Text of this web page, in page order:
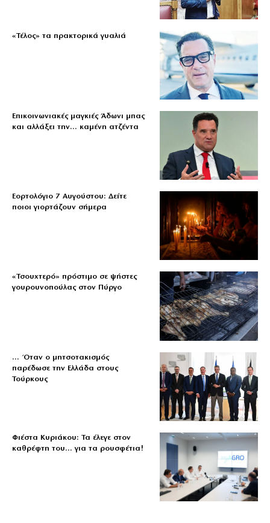
«Τέλος» τα πρακτορικά γυαλιά
Επικοινωνιακές μαγκιές Άδωνι μπας
και αλλάξει την… καμένη ατζέντα
Εορτολόγιο 7 Αυγούστου: Δείτε
ποιοι γιορτάζουν σήμερα
«Τσουχτερό» πρόστιμο σε ψήστες
γουρουνοπούλας στον Πύργο
… Όταν ο μητσοτακισμός
παρέδωσε την Ελλάδα στους
Τούρκους
Φιέστα Κυριάκου: Τα έλεγε στον
καθρέφτη του… για τα ρουσφέτια!